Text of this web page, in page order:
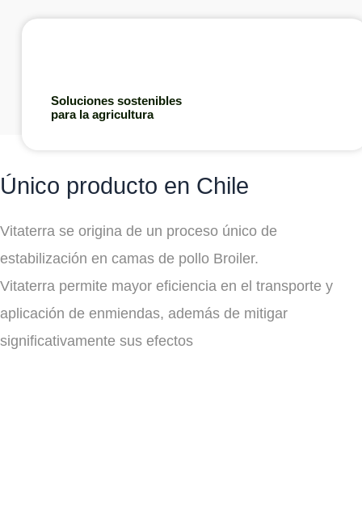
Soluciones sostenibles
para la agricultura
Único producto en Chile
Vitaterra se origina de un proceso único de
estabilización en camas de pollo Broiler.
Vitaterra permite mayor eficiencia en el transporte y
aplicación de enmiendas, además de mitigar
significativamente sus efectos